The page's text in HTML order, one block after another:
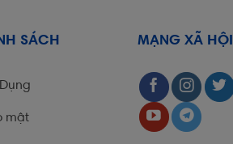
SÁCH
mật
MẠNG XÃ HỘI